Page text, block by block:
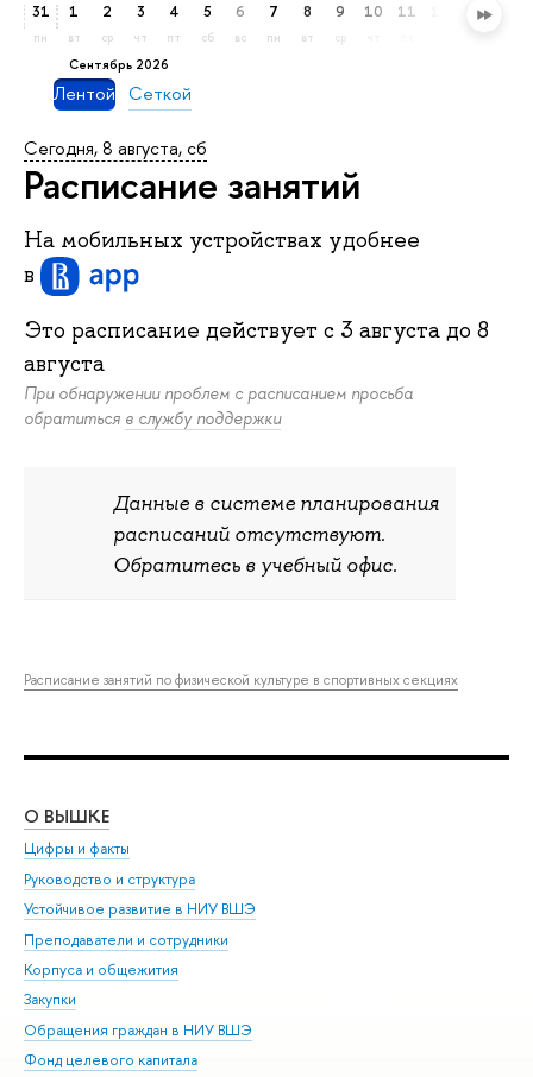
31
пн
сентябрь 2026
1
вт
2
ср
3
чт
4
пт
5
сб
6
вс
7
пн
8
вт
9 10 11 13
Лентой Сеткой
Сегодня, 8 августа, сб
Расписание занятий
На мобильных устройствах удобнее
в
Это расписание действует c 3 августа до 8
августа
При обнаружении проблем с расписанием просьба
обратиться в службу поддержки
Данные в системе планирования
расписаний отсутствуют.
Обратитесь в учебный офис.
Расписание занятий по физической культуре в спортивных секциях
О ВЫШКЕ
Цифры и факты
Руководство и структура
Устойчивое развитие в НИУ ВШЭ
Преподаватели и сотрудники
Корпуса и общежития
Закупки
Обращения граждан в НИУ ВШЭ
Фонд целевого капитала